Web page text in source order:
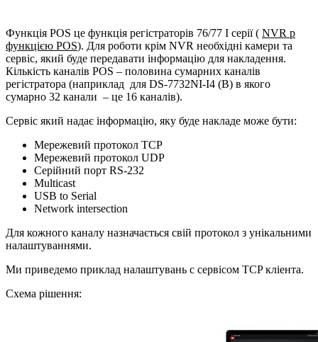
Функція POS це функція регістраторів 76/77 I серії ( NVR p
функцією POS). Для роботи крім NVR необхідні камери та
сервіс, який буде передавати інформацію для накладення.
Кількість каналів POS – половина сумарних каналів
регістратора (наприклад для DS-7732NI-I4 (B) в якого
сумарно 32 канали – це 16 каналів).
Сервіс який надає інформацію, яку буде накладе може бути:
Мережевий протокол TCP
Мережевий протокол UDP
Серійний порт RS-232
Multicast
USB to Serial
Network intersection
Для кожного каналу назначається свій протокол з унікальними
налаштуваннями.
Ми приведемо приклад налаштувань с сервісом TCP кліента.
Схема рішення: